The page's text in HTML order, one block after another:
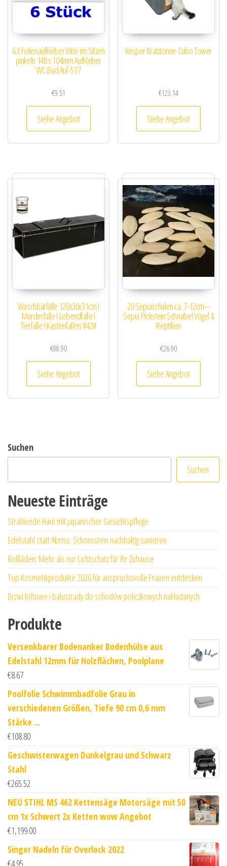
6 X Folienaufkleber Bitte im Sitzen
pinkeln 148 x 104mm Aufkleber
WC Bad Auf-517
€9.51
Siehe Angebot
Vesper Kratztonne Cubo Tower
€123.14
Siehe Angebot
Waschbärfalle 120x30x31cm I
Marderfalle I Lebendfalle I
Tierfalle I Kastenfallen #42#
€88.90
Siehe Angebot
20 Sepiaschalen ca. 7-12cm –
Sepia Pickstein Schnabel Vögel &
Reptilien
€26.90
Siehe Angebot
Suchen
Suchen
Neueste Einträge
Strahlende Haut mit japanischer Gesichtspflege
Edelstahl statt Abriss: Schornstein nachhaltig sanieren
Rollläden: Mehr als nur Lichtschutz für Ihr Zuhause
Top Kosmetikprodukte 2026 für anspruchsvolle Frauen entdecken
Drzwi loftowe i balustrady do schodów policzkowych nakładanych
Produkte
Versenkbarer Bodenanker Bodenhülse aus
Edelstahl 12mm für Holzflächen, Poolplane
€8.67
Poolfolie Schwimmbadfolie Grau in
verschiedenen Größen, Tiefe 90 cm 0,6 mm
Stärke ...
€108.80
Geschwisterwagen Dunkelgrau und Schwarz
Stahl
€265.52
NEU STIHL MS 462 Kettensäge Motorsäge mit 50
cm 1x Schwert 2x Ketten wow Angebot
€1,199.00
Singer Nadeln für Overlock 2022